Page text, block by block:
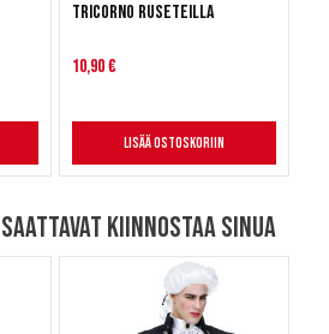
Tricorno ruseteilla
10,90 €
Lisää ostoskoriin
kiinnostaa sinua